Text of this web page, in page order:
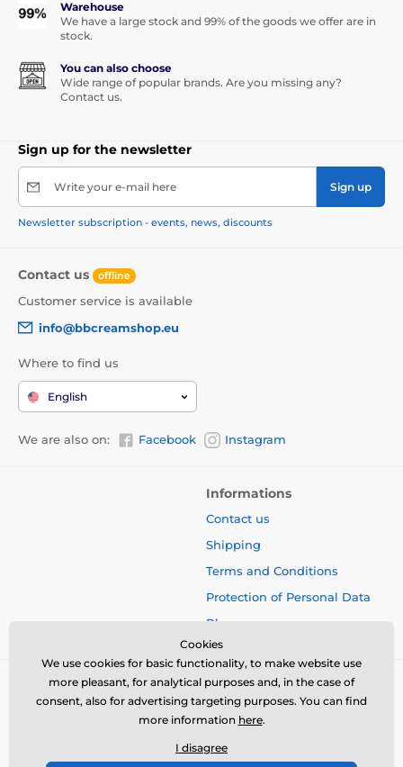
Warehouse
We have a large stock and 99% of the goods we offer are in
stock.
You can also choose
Wide range of popular brands. Are you missing any?
Contact us.
Sign up for the newsletter
Write your e-mail here Sign up
Newsletter subscription - events, news, discounts
Contact us offline
Customer service is available
info@bbcreamshop.eu
Where to find us
English
We are also on: Facebook Instagram
Informations
Contact us
Shipping
Terms and Conditions
Protection of Personal Data
Blog
Cookies
We use cookies for basic functionality, to make website use
more pleasant, for analytical purposes and, in the case of
consent, also for advertising targeting purposes. You can find
more information here.
I disagree